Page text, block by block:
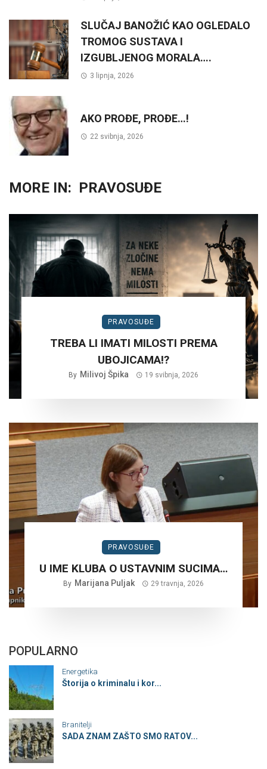
SLUČAJ BANOŽIĆ KAO OGLEDALO
TROMOG SUSTAVA I
IZGUBLJENOG MORALA….
3 lipnja, 2026
AKO PROĐE, PROĐE…!
22 svibnja, 2026
MORE IN: PRAVOSUĐE
PRAVOSUĐE
TREBA LI IMATI MILOSTI PREMA
UBOJICAMA!?
By Milivoj Špika 19 svibnja, 2026
PRAVOSUĐE
U IME KLUBA O USTAVNIM SUCIMA…
By Marijana Puljak 29 travnja, 2026
POPULARNO
Energetika
Štorija o kriminalu i kor...
Branitelji
SADA ZNAM ZAŠTO SMO RATOV...